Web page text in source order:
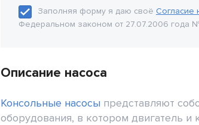
Заполняя форму я даю своё Согласие
Федеральном законом от 27.07.2006 года
Описание насоса
Консольные насосы представляют
оборудования, в котором двигатель